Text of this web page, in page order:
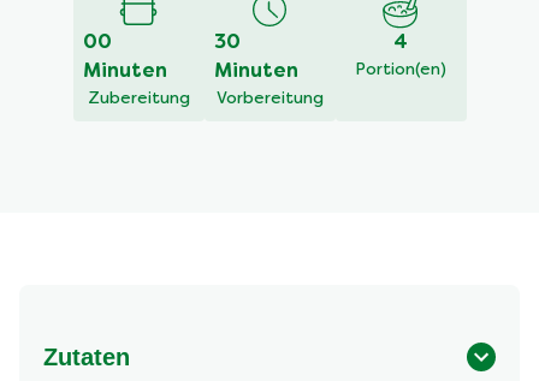
00
Minuten
Zubereitung
30
Minuten
Vorbereitung
4
Portion(en)
Zutaten